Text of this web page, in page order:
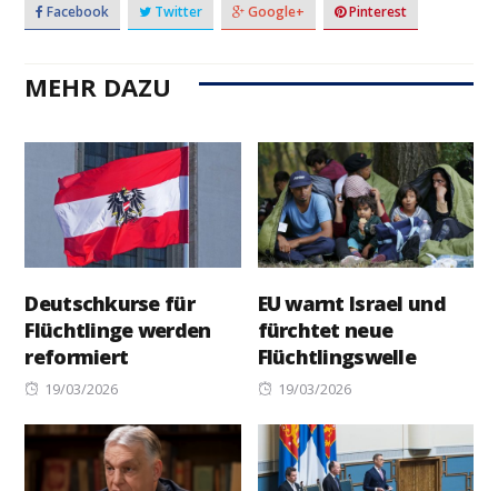
Facebook Twitter Google+ Pinterest
MEHR DAZU
Deutschkurse für
Flüchtlinge werden
reformiert
Posted
19/03/2026
EU warnt Israel und
fürchtet neue
Flüchtlingswelle
Posted
19/03/2026